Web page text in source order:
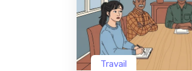
Travail